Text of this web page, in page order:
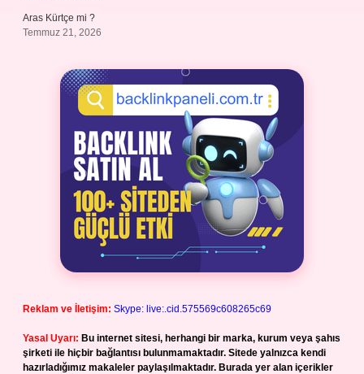
Aras Kürtçe mi ?
Temmuz 21, 2026
Reklam ve İletişim: Skype: live:.cid.575569c608265c69
Yasal Uyarı: Bu internet sitesi, herhangi bir marka, kurum veya şahıs
şirketi ile hiçbir bağlantısı bulunmamaktadır. Sitede yalnızca kendi
hazırladığımız makaleler paylaşılmaktadır. Burada yer alan içerikler